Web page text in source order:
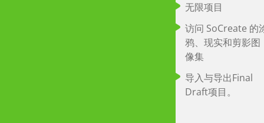
无限项目
访问 SoCreate 的
鸦、现实和剪影图
像集
导入与导出Final
Draft项目。
能齐全的专业计划以
低的价格释放
SoCreate 的力量。
问从任何设备编写
专业剧本所需的一